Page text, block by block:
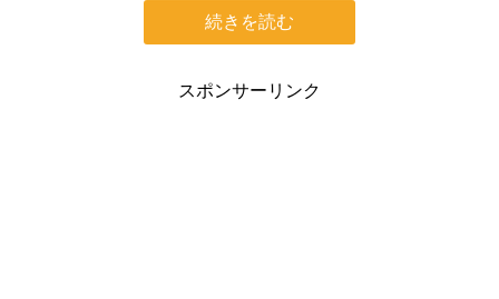
続きを読む
スポンサーリンク